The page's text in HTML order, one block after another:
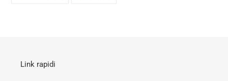
Link rapidi